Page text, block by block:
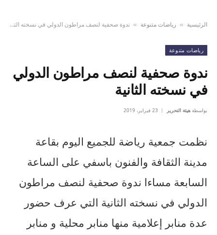
الرئيسية » رياضات متنوعة » ندوة صحفية لنصف مراطون الدولي في نسخته الثانية
رياضات متنوعة
ندوة صحفية لنصف مراطون الدولي
في نسخته الثانية
بواسطة هيئة التحرير 23 فبراير، 2019
نظمت جمعية رياضة للجميع اليوم بقاعة
مدينة الثقافة والفنون باسفي على الساعة
السابعة مساءا ندوة صحفية لنصف مراطون
الدولي في نسخته الثانية التي عرف حضور
عدة منابر إعلامية منها منابر محلية و منابر